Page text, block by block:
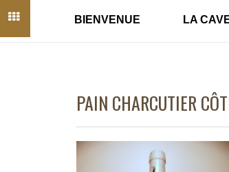
BIENVENUE LA
PAIN CHARCUTIER